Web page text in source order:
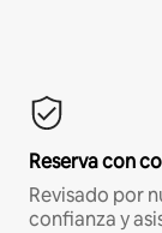
Reserva con
Revisado por
confianza y